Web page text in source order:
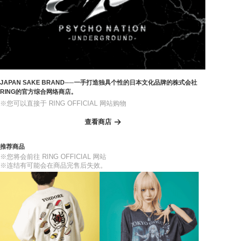
JAPAN SAKE BRAND──一手打造独具个性的日本文化品牌的株式会社
RING的官方综合网络商店。
※您可以直接于 RING OFFICIAL 网站购物
查看商店
推荐商品
※您将会前往 RING OFFICIAL 网站
※连结有可能会在商品完售后失效。